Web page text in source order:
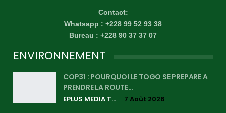
Contact:
Whatsapp : +228 99 52 93 38
Bureau : +228 90 37 37 07
ENVIRONNEMENT
COP31 : POURQUOI LE TOGO SE PREPARE A
PRENDRE LA ROUTE…
EPLUS MEDIA TV 7 Août 2026